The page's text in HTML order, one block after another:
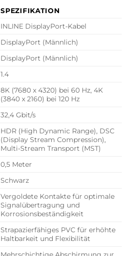
SPEZIFIKATION
INLINE DisplayPort-Kabel
DisplayPort (Männlich)
DisplayPort (Männlich)
1.4
8K (7680 x 4320) bei 60 Hz, 4K
(3840 x 2160) bei 120 Hz
32,4 Gbit/s
HDR (High Dynamic Range), DSC
(Display Stream Compression),
Multi-Stream Transport (MST)
0,5 Meter
Schwarz
Vergoldete Kontakte für optimale
Signalübertragung und
Korrosionsbeständigkeit
Strapazierfähiges PVC für erhöhte
Haltbarkeit und Flexibilität